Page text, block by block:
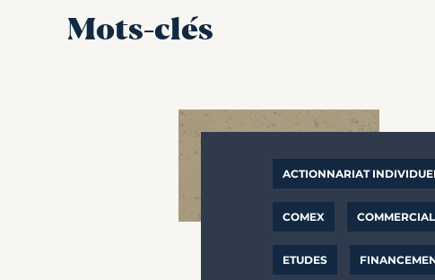
Mots-clés
ACTIONNARIAT
COMEX
ETUDES